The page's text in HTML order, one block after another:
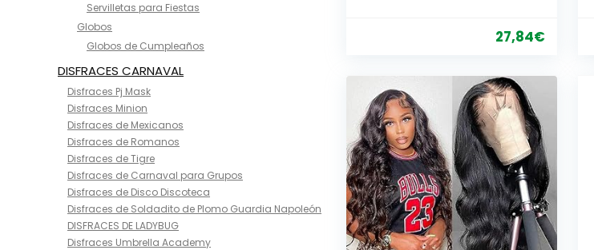
Servilletas para Fiestas
Globos
Globos de Cumpleaños
DISFRACES CARNAVAL
Disfraces Pj Mask
Disfraces Minion
Disfraces de Mexicanos
Disfraces de Romanos
Disfraces de Tigre
Disfraces de Carnaval para Grupos
Disfraces de Disco Discoteca
Disfraces de Soldadito de Plomo Guardia Napoleón
DISFRACES DE LADYBUG
Disfraces Umbrella Academy
flequillo, pelucas cortas
27,84€